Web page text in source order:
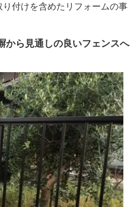
付けを含めたリフォームの事
から見通しの良いフェンスへ